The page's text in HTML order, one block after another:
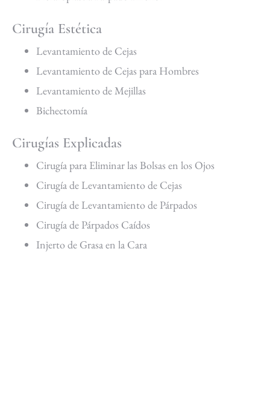
Cirugía Estética
Levantamiento de Cejas
Levantamiento de Cejas para Hombres
Levantamiento de Mejillas
Bichectomía
Cirugías Explicadas
Cirugía para Eliminar las Bolsas en los Ojos
Cirugía de Levantamiento de Cejas
Cirugía de Levantamiento de Párpados
Cirugía de Párpados Caídos
Injerto de Grasa en la Cara